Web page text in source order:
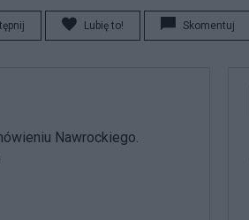
Lubię to! Skomentuj
Nawrockiego.